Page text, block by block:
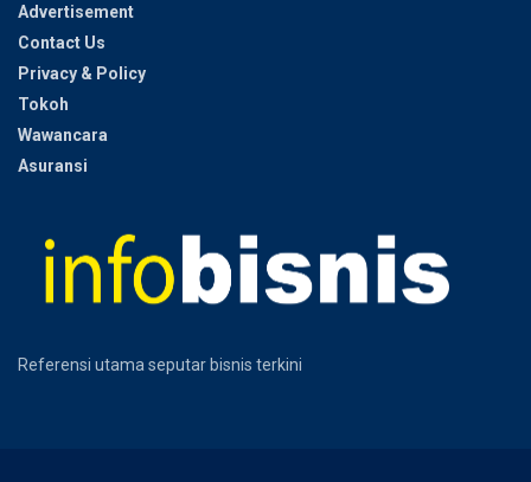
Advertisement
Contact Us
Privacy & Policy
Tokoh
Wawancara
Asuransi
Referensi utama seputar bisnis terkini